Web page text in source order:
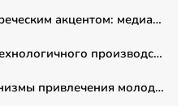
Коммуникации с древнегреческим акцентом: медиаменеджер и журналист Владимир Дергачев запустил коммуникационное агентство «Сократ 2.0»
От логистики до высокотехнологичного производства: как основатель “гагаринга” выстраивает экосистему безопасности и гражданских БПЛА
Эксперты обсудили механизмы привлечения молодых специалистов в промышленные города